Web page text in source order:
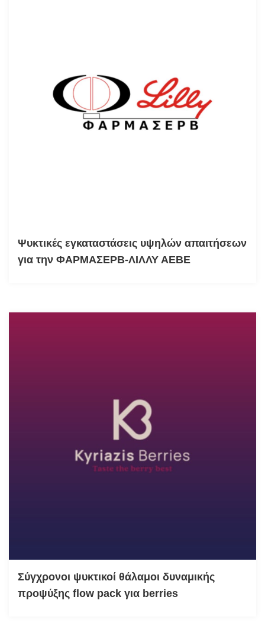
Ψυκτικές εγκαταστάσεις υψηλών απαιτήσεων
για την ΦΑΡΜΑΣΕΡΒ-ΛΙΛΛΥ ΑΕΒΕ
Σύγχρονοι ψυκτικοί θάλαμοι δυναμικής
προψύξης flow pack για berries